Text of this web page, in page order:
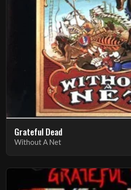
Grateful Dead
Without A Net